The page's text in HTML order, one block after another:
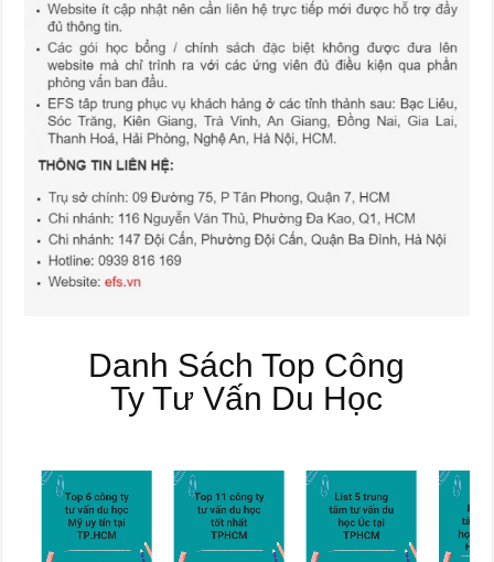
Danh Sách Top Công
Ty Tư Vấn Du Học